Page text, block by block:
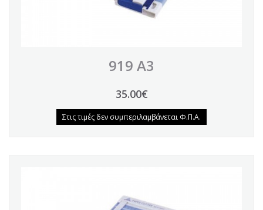
919 Α3
35.00€
Στις τιμές δεν συμπεριλαμβάνεται Φ.Π.Α.